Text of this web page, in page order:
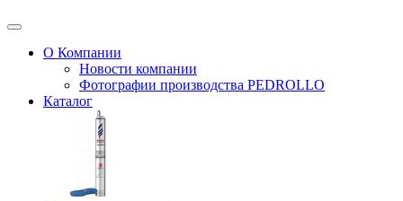
О Компании
Новости компании
Фотографии производства PEDROLLO
Каталог